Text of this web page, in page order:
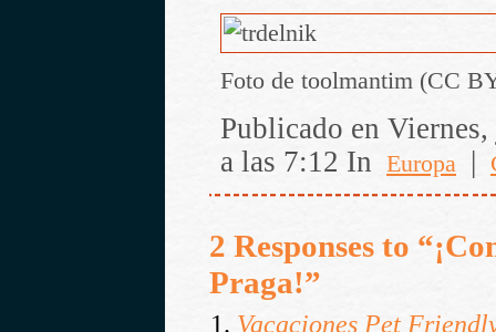
Foto de toolmantim (CC
Publicado en
a las 7:12 In
Europa |
2 Responses to
Praga!”
Vacaciones Pet